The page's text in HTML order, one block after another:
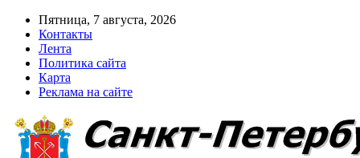
Пятница, 7 августа, 2026
Контакты
Лента
Политика сайта
Карта
Реклама на сайте